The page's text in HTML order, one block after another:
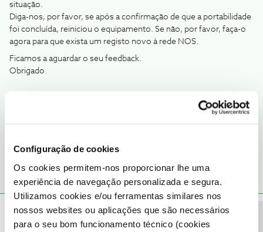
Configuração de cookies
Os cookies permitem-nos proporcionar lhe uma
experiência de navegação personalizada e segura.
Utilizamos cookies e/ou ferramentas similares nos
nossos websites ou aplicações que são necessários
para o seu bom funcionamento técnico (cookies
situação.
Diga-nos, por favor, se após a confirmação de que a portabilidade
foi concluída, reiniciou o equipamento. Se não, por favor, faça-o
agora para que exista um registo novo à rede NOS.
Ficamos a aguardar o seu feedback.
Obrigado
Ajude a comunidade a encontrar informação relevante. Marque
Solyn AUTOR Forum|Forum|3 years ago